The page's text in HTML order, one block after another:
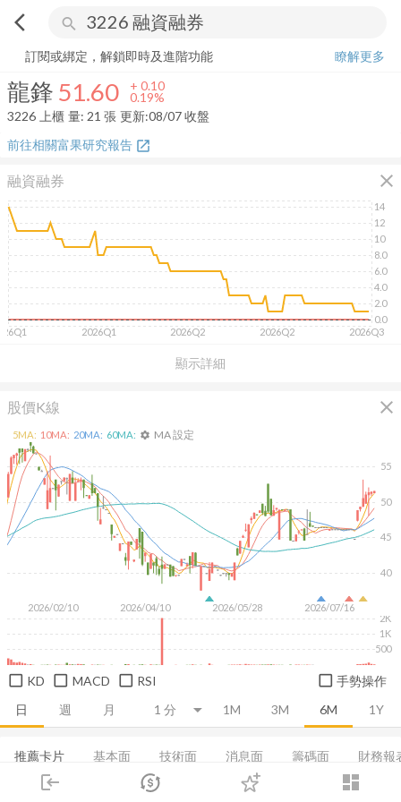
arrow_back_ios search
login dashboard
市場 登入
龍鋒 51.60+ 0.19%
訂閱或綁定，解鎖即時及進階功能
瞭解更多
龍鋒 51.60 + 0.10
0.19%
3226 上櫃 量: 21 張 更新:08/07 收盤
前往相關富果研究報告 open_in_new
融資融券 close
顯示詳細
2026Q1 2026Q2 2026Q2 2026Q3
0.0
2.0
4.0
6.0
8.0
10
12
14
股價K線 close
日 週 月 1M 3M 6M 1Y
2026/02/10 2026/04/10 2026/05/28 2026/07/16
40
45
50
55
500
1K
2K
5MA: 10MA: 20MA: 60MA: settings MA 設定
KD MACD RSI 手勢操作
推薦卡片 基本面 技術面 消息面 籌碼面 財務報
集保分布 基本資料